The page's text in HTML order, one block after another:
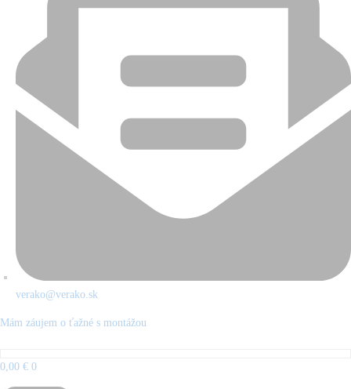
verako@verako.sk
Mám záujem o ťažné s montážou
0,00 € 0